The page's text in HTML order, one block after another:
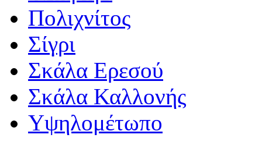
Πολιχνίτος
Σίγρι
Σκάλα Ερεσού
Σκάλα Καλλονής
Υψηλομέτωπο